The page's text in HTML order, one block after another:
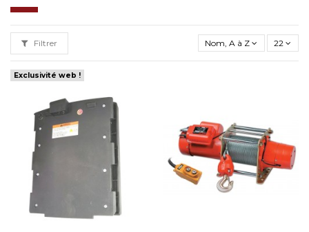
Filtrer Nom, A à Z 22
Exclusivité web !